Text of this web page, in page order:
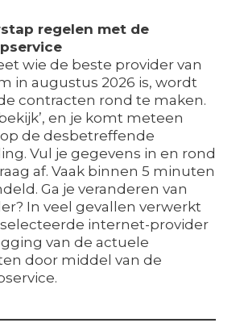
regelen met de
wie de beste provider van
in augustus 2026 is, wordt
contracten rond te maken.
en je komt meteen
de desbetreffende
Vul je gegevens in en rond
af. Vaak binnen 5 minuten
Ga je veranderen van
In veel gevallen verwerkt
internet-provider
van de actuele
door middel van de